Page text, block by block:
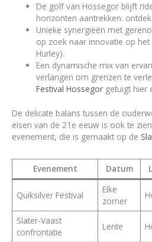
De golf van Hossegor blijft
horizonten aantrekken:
Unieke synergieën met
op zoek naar innovatie op het
Hurley).
Een dynamische mix van
verlangen om grenzen te
Festival Hossegor getuigt hier
De delicate balans tussen de
eisen van de 21e eeuw is ook te
evenement, die is gemaakt op de
Evenement Datum
Quiksilver Festival
Elke
zomer
Slater-Vaast
confrontatie
Lente